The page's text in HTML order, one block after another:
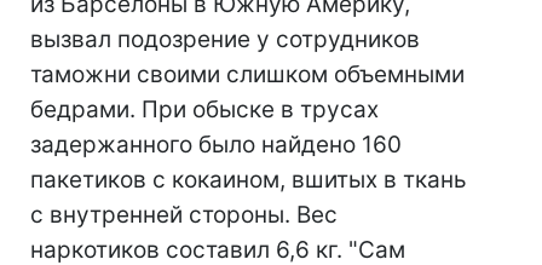
вызвал подозрение у сотрудников
таможни своими слишком объемными
бедрами. При обыске в трусах
задержанного было найдено 160
пакетиков с кокаином, вшитых в ткань
с внутренней стороны. Вес
наркотиков составил 6,6 кг. "Сам